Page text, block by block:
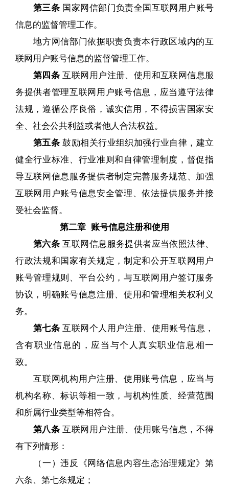
第三条国家网信部门负责全国互联网用户账号
信息的监督管理工作。
地方网信部门依据职责负责本行政区域内的互
联网用户账号信息的监督管理工作。
第四条互联网用户注册、使用和互联网信息服
务提供者管理互联网用户账号信息，应当遵守法律
法规，遵循公序良俗，诚实信用，不得损害国家安
全、社会公共利益或者他人合法权益。
第五条鼓励相关行业组织加强行业自律，建立
健全行业标准、行业准则和自律管理制度，督促指
导互联网信息服务提供者制定完善服务规范、加强
互联网用户账号信息安全管理、依法提供服务并接
受社会监督。
第二章 账号信息注册和使用
第六条互联网信息服务提供者应当依照法律、
行政法规和国家有关规定，制定和公开互联网用户
账号管理规则、平台公约，与互联网用户签订服务
协议，明确账号信息注册、使用和管理相关权利义
务。
第七条互联网个人用户注册、使用账号信息，
含有职业信息的，应当与个人真实职业信息相一
致。
互联网机构用户注册、使用账号信息，应当与
机构名称、标识等相一致，与机构性质、经营范围
和所属行业类型等相符合。
第八条互联网用户注册、使用账号信息，不得
有下列情形：
（一）违反《网络信息内容生态治理规定》第
六条、第七条规定；